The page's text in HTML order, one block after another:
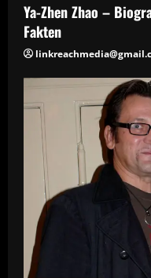
Ya-Zhen Zhao –
Fakten